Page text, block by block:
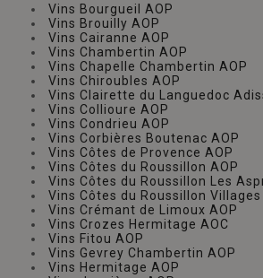
Vins Bourgueil AOP
Vins Brouilly AOP
Vins Cairanne AOP
Vins Chambertin AOP
Vins Chapelle Chambertin AOP
Vins Chiroubles AOP
Vins Clairette du Languedoc
Vins Collioure AOP
Vins Condrieu AOP
Vins Corbières Boutenac AOP
Vins Côtes de Provence AOP
Vins Côtes du Roussillon AOP
Vins Côtes du Roussillon Les
Vins Côtes du Roussillon Villages
Vins Crémant de Limoux AOP
Vins Crozes Hermitage AOC
Vins Fitou AOP
Vins Gevrey Chambertin AOP
Vins Hermitage AOP